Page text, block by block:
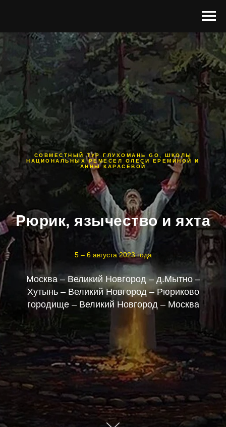
СОВМЕСТНЫЙ ТУР ГЛУХОМАНЬ GO, ШКОЛЫ
НАЦИОНАЛЬНЫХ РЕМЕСЕЛ ОЛЕСИ ЕРЕМИНОЙ И
АННЫ КАРАСЕВОЙ
Рюрик, язычество и яхта
5 – 6 августа 2023 года
Москва – Великий Новгород – д.Мытно –
Хутынь – Великий Новгород – Рюриково
городище – Великий Новгород – Москва